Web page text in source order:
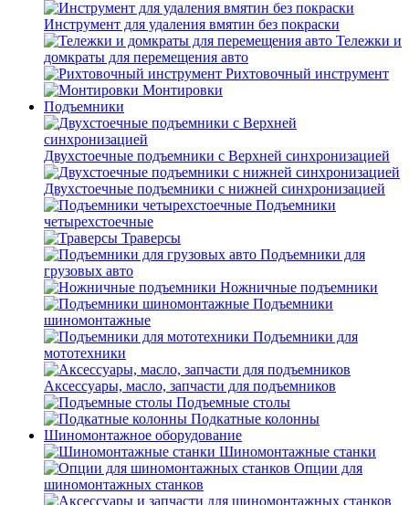
Инструмент для удаления вмятин без покраски
Тележки и
домкраты для перемещения авто
Рихтовочный инструмент
Монтировки
Подъемники
Двухстоечные подъемники с Верхней синхронизацией
Двухстоечные подъемники с нижней синхронизацией
Подъемники
четырехстоечные
Траверсы
Подъемники для
грузовых авто
Ножничные подъемники
Подъемники
шиномонтажные
Подъемники для
мототехники
Аксессуары, масло, запчасти для подъемников
Подъемные столы
Подкатные колонны
Шиномонтажное оборудование
Шиномонтажные станки
Опции для
шиномонтажных станков